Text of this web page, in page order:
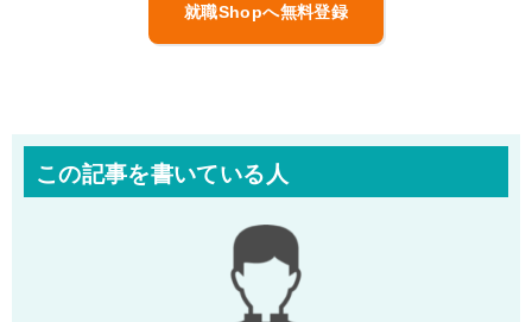
就職Shopへ無料登録
この記事を書いている人